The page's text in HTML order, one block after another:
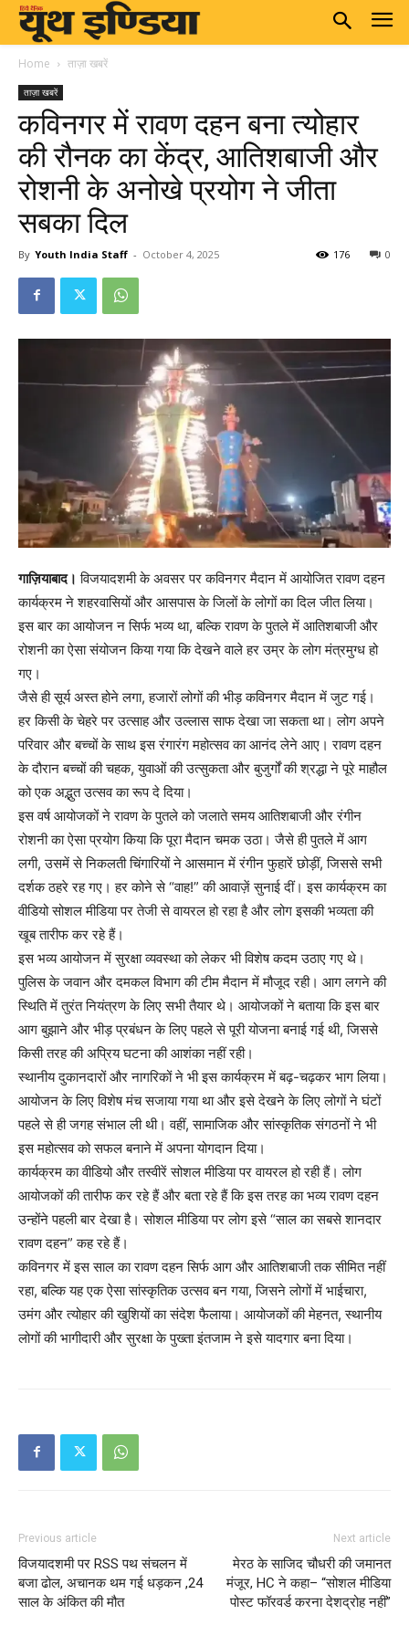
Home ताज़ा खबरें
ताज़ा खबरें
कविनगर में रावण दहन बना त्योहार
की रौनक का केंद्र, आतिशबाजी और
रोशनी के अनोखे प्रयोग ने जीता
सबका दिल
By Youth India Staff - October 4, 2025 0
176
गाज़ियाबाद। विजयादशमी के अवसर पर कविनगर मैदान में आयोजित रावण दहन
कार्यक्रम ने शहरवासियों और आसपास के जिलों के लोगों का दिल जीत लिया।
इस बार का आयोजन न सिर्फ भव्य था, बल्कि रावण के पुतले में आतिशबाजी और
रोशनी का ऐसा संयोजन किया गया कि देखने वाले हर उम्र के लोग मंत्रमुग्ध हो
गए।
जैसे ही सूर्य अस्त होने लगा, हजारों लोगों की भीड़ कविनगर मैदान में जुट गई।
हर किसी के चेहरे पर उत्साह और उल्लास साफ देखा जा सकता था। लोग अपने
परिवार और बच्चों के साथ इस रंगारंग महोत्सव का आनंद लेने आए। रावण दहन
के दौरान बच्चों की चहक, युवाओं की उत्सुकता और बुजुर्गों की श्रद्धा ने पूरे माहौल
को एक अद्भुत उत्सव का रूप दे दिया।
इस वर्ष आयोजकों ने रावण के पुतले को जलाते समय आतिशबाजी और रंगीन
रोशनी का ऐसा प्रयोग किया कि पूरा मैदान चमक उठा। जैसे ही पुतले में आग
लगी, उसमें से निकलती चिंगारियों ने आसमान में रंगीन फुहारें छोड़ीं, जिससे सभी
दर्शक ठहरे रह गए। हर कोने से “वाह!” की आवाज़ें सुनाई दीं। इस कार्यक्रम का
वीडियो सोशल मीडिया पर तेजी से वायरल हो रहा है और लोग इसकी भव्यता की
खूब तारीफ कर रहे हैं।
इस भव्य आयोजन में सुरक्षा व्यवस्था को लेकर भी विशेष कदम उठाए गए थे।
पुलिस के जवान और दमकल विभाग की टीम मैदान में मौजूद रही। आग लगने की
स्थिति में तुरंत नियंत्रण के लिए सभी तैयार थे। आयोजकों ने बताया कि इस बार
आग बुझाने और भीड़ प्रबंधन के लिए पहले से पूरी योजना बनाई गई थी, जिससे
किसी तरह की अप्रिय घटना की आशंका नहीं रही।
स्थानीय दुकानदारों और नागरिकों ने भी इस कार्यक्रम में बढ़-चढ़कर भाग लिया।
आयोजन के लिए विशेष मंच सजाया गया था और इसे देखने के लिए लोगों ने घंटों
पहले से ही जगह संभाल ली थी। वहीं, सामाजिक और सांस्कृतिक संगठनों ने भी
इस महोत्सव को सफल बनाने में अपना योगदान दिया।
कार्यक्रम का वीडियो और तस्वीरें सोशल मीडिया पर वायरल हो रही हैं। लोग
आयोजकों की तारीफ कर रहे हैं और बता रहे हैं कि इस तरह का भव्य रावण दहन
उन्होंने पहली बार देखा है। सोशल मीडिया पर लोग इसे “साल का सबसे शानदार
रावण दहन” कह रहे हैं।
कविनगर में इस साल का रावण दहन सिर्फ आग और आतिशबाजी तक सीमित नहीं
रहा, बल्कि यह एक ऐसा सांस्कृतिक उत्सव बन गया, जिसने लोगों में भाईचारा,
उमंग और त्योहार की खुशियों का संदेश फैलाया। आयोजकों की मेहनत, स्थानीय
लोगों की भागीदारी और सुरक्षा के पुख्ता इंतजाम ने इसे यादगार बना दिया।
Previous article
विजयादशमी पर RSS पथ संचलन में
बजा ढोल, अचानक थम गई धड़कन ,24
साल के अंकित की मौत
Next article
मेरठ के साजिद चौधरी की जमानत
मंजूर, HC ने कहा– “सोशल मीडिया
पोस्ट फॉरवर्ड करना देशद्रोह नहीं”